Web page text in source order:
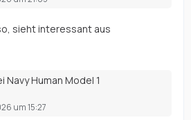
sieht interessant aus
Navy Human Model 1
um 15:27